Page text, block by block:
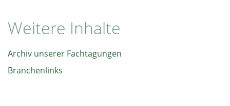
Weitere Inhalte
Archiv unserer Fachtagungen
Branchenlinks